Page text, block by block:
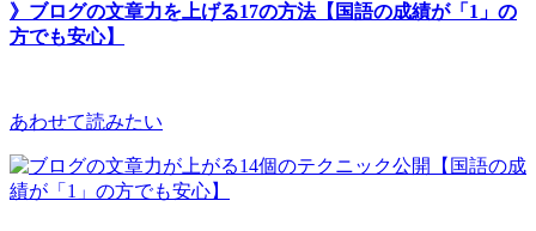
》ブログの文章力を上げる17の方法【国語の成績が「1」の
方でも安心】
あわせて読みたい